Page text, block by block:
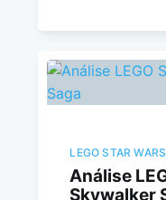
LEGO STAR WARS
Análise
Skywalker